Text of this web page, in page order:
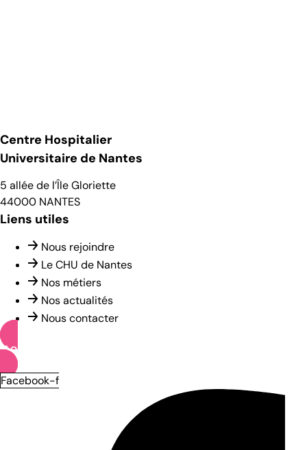
Centre Hospitalier
Universitaire de Nantes
5 allée de l’Île Gloriette
44000 NANTES
Liens utiles
Nous rejoindre
Le CHU de Nantes
Nos métiers
Nos actualités
Nous contacter
OFFRES D’EMPLOI
Facebook-f